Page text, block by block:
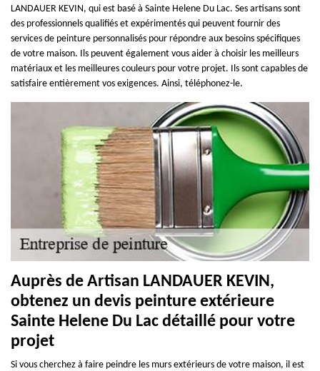
LANDAUER KEVIN, qui est basé à Sainte Helene Du Lac. Ses artisans sont
des professionnels qualifiés et expérimentés qui peuvent fournir des
services de peinture personnalisés pour répondre aux besoins spécifiques
de votre maison. Ils peuvent également vous aider à choisir les meilleurs
matériaux et les meilleures couleurs pour votre projet. Ils sont capables de
satisfaire entièrement vos exigences. Ainsi, téléphonez-le.
Auprès de Artisan LANDAUER KEVIN,
obtenez un devis peinture extérieure
Sainte Helene Du Lac détaillé pour votre
projet
Si vous cherchez à faire peindre les murs extérieurs de votre maison, il est